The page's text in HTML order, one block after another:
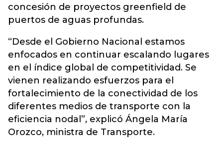
concesión de proyectos greenfield de
puertos de aguas profundas.
“Desde el Gobierno Nacional estamos
enfocados en continuar escalando lugares
en el índice global de competitividad. Se
vienen realizando esfuerzos para el
fortalecimiento de la conectividad de los
diferentes medios de transporte con la
eficiencia nodal”, explicó Ángela María
Orozco, ministra de Transporte.